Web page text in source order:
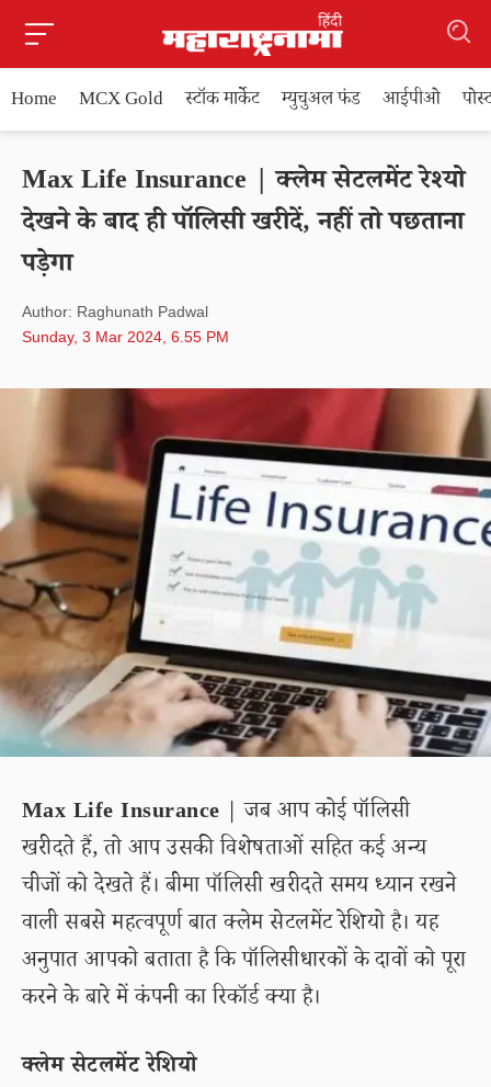
Home MCX Gold स्टॉक मार्केट म्युचुअल फंड आईपीओ
Max Life Insurance | क्लेम सेटलमेंट रेश्यो
देखने के बाद ही पॉलिसी खरीदें, नहीं तो पछताना
पड़ेगा
Author: Raghunath Padwal
Sunday, 3 Mar 2024, 6.55 PM
Max Life Insurance | जब आप कोई पॉलिसी
खरीदते हैं, तो आप उसकी विशेषताओं सहित कई अन्य
चीजों को देखते हैं। बीमा पॉलिसी खरीदते समय ध्यान रखने
वाली सबसे महत्वपूर्ण बात क्लेम सेटलमेंट रेशियो है। यह
अनुपात आपको बताता है कि पॉलिसीधारकों के दावों को पूरा
करने के बारे में कंपनी का रिकॉर्ड क्या है।
क्लेम सेटलमेंट रेशियो